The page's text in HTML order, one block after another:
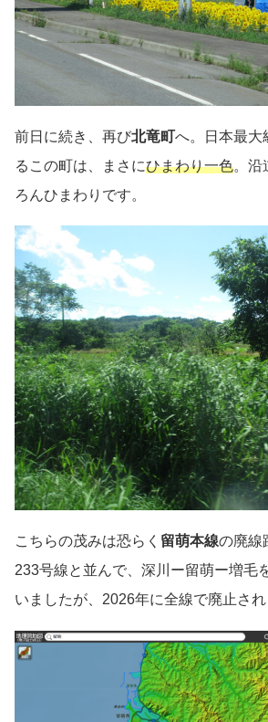
前日に続き、再び北竜町へ。日本最大
るこの町は、まさにひまわり一色。沿
ろんひまわりです。
こちらの茂みは恐らく 留萌本線の廃線
233号線と並んで、深川ー留萌ー増毛
いましたが、2026年に全線で廃止され